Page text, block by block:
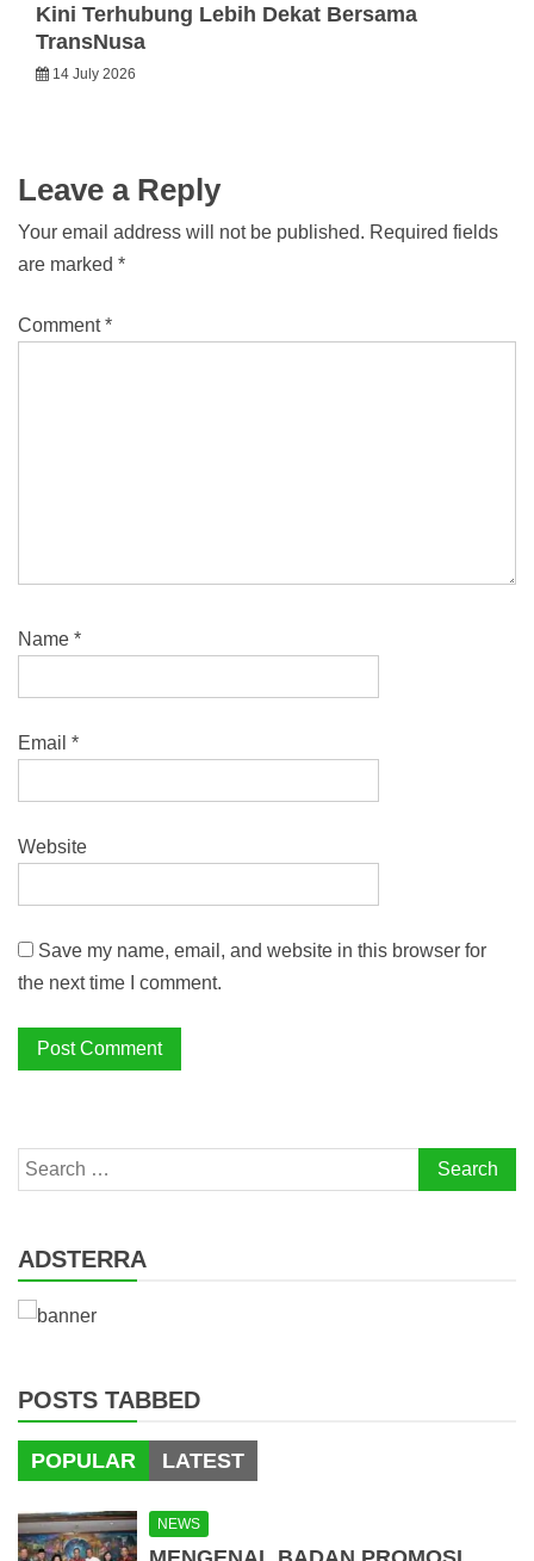
Kini Terhubung Lebih Dekat Bersama
TransNusa
14 July 2026
Leave a Reply
Your email address will not be published. Required fields
are marked *
Comment*
Name *
Email *
Website
Save my name, email, and website in this browser for
the next time I comment.
Search
for:
ADSTERRA
POSTS TABBED
POPULAR LATEST
NEWS